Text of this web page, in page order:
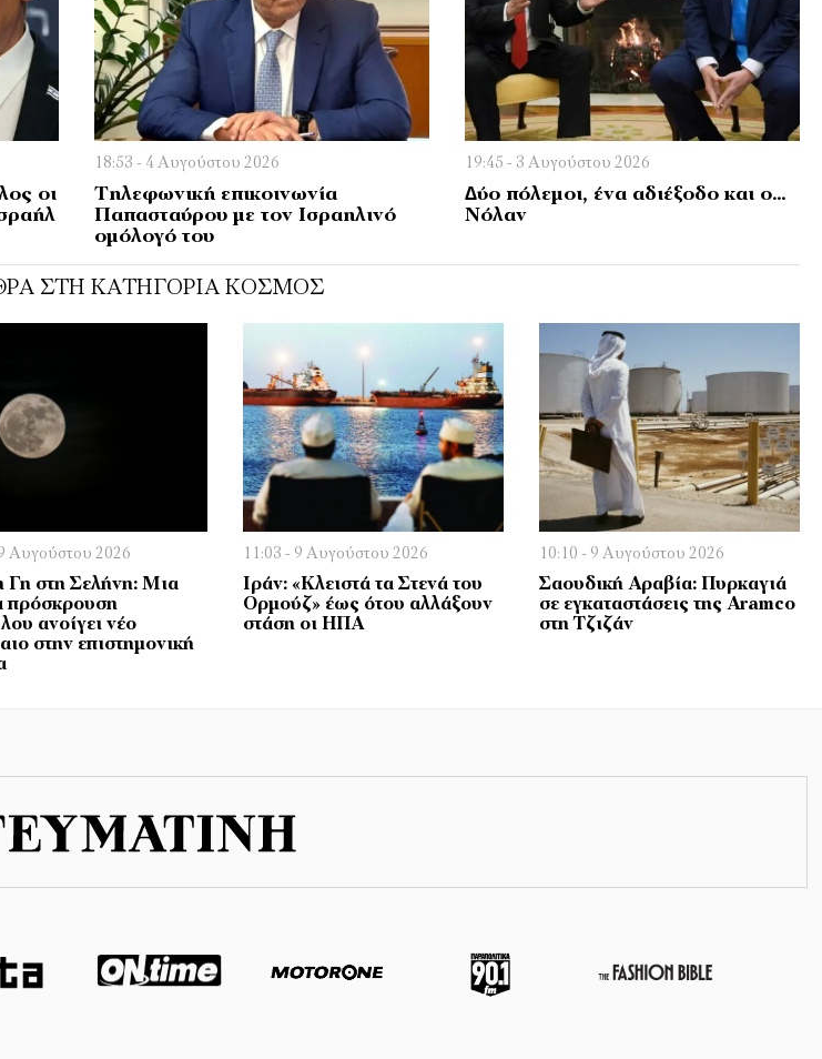
οι
18:53 - 4 Αυγούστου 2026
Τηλεφωνική επικοινωνία
Παπασταύρου με τον Ισραηλινό
ομόλογό του
19:45 - 3 Αυγούστου 2026
∆ύο πόλεµοι, ένα αδιέξοδο και ο…
Νόλαν
ΣΤΗ ΚΑΤΗΓΟΡΊΑ ΚΌΣΜΟΣ
Αυγούστου 2026
Γη στη Σελήνη: Μια
πρόσκρουση
ανοίγει νέο
στην επιστημονική
11:03 - 9 Αυγούστου 2026
Ιράν: «Κλειστά τα Στενά του
Ορμούζ» έως ότου αλλάξουν
στάση οι ΗΠΑ
10:10 - 9 Αυγούστου 2026
Σαουδική Αραβία: Πυρκαγιά
σε εγκαταστάσεις της Aramco
στη Τζιζάν